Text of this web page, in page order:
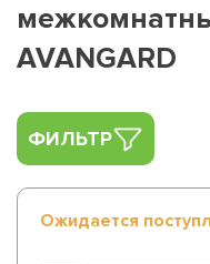
AVANGARD
ФИЛЬТР
Ожидается